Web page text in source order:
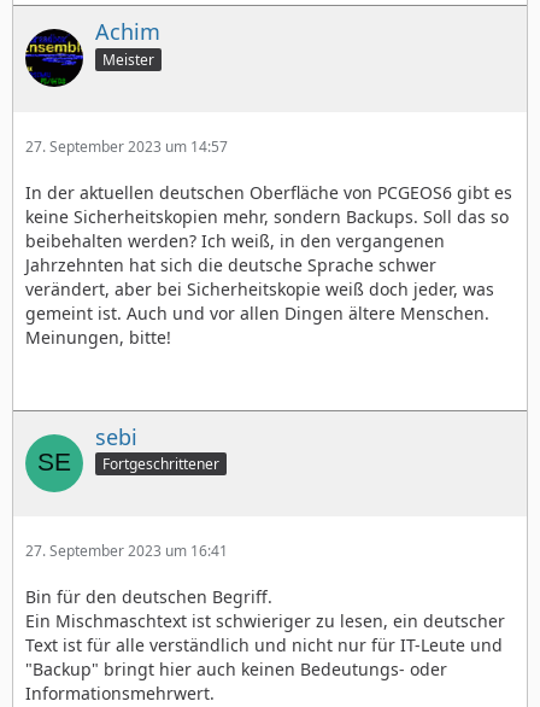
Achim
Meister
27. September 2023 um 14:57
In der aktuellen deutschen Oberfläche von PCGEOS6 gibt es
keine Sicherheitskopien mehr, sondern Backups. Soll das so
beibehalten werden? Ich weiß, in den vergangenen
Jahrzehnten hat sich die deutsche Sprache schwer
verändert, aber bei Sicherheitskopie weiß doch jeder, was
gemeint ist. Auch und vor allen Dingen ältere Menschen.
Meinungen, bitte!
sebi
Fortgeschrittener
27. September 2023 um 16:41
Bin für den deutschen Begriff.
Ein Mischmaschtext ist schwieriger zu lesen, ein deutscher
Text ist für alle verständlich und nicht nur für IT-Leute und
"Backup" bringt hier auch keinen Bedeutungs- oder
Informationsmehrwert.